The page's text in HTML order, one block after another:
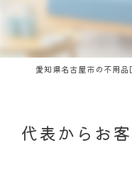
代表からお